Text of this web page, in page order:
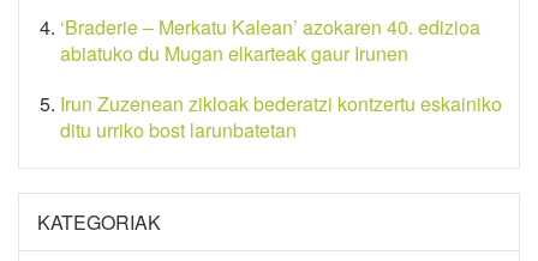
‘Braderie – Merkatu Kalean’ azokaren 40. edizioa
abiatuko du Mugan elkarteak gaur Irunen
Irun Zuzenean zikloak bederatzi kontzertu eskainiko
ditu urriko bost larunbatetan
KATEGORIAK